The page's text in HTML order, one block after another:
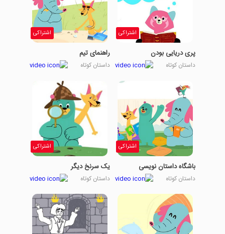
Will: Yes, your majesty.
The Queen: Ooh, the play is
starting. Now do stay awake
this time, dear…
King James: To sleep, or not
to sleep: that is the question…
اشتراکی
پری دریایی بودن
داستان کوتاه
اشتراکی
راهنمای تیم
داستان کوتاه
اشتراکی
باشگاه داستان نویسی
داستان کوتاه
اشتراکی
یک سرنخ دیگر
داستان کوتاه